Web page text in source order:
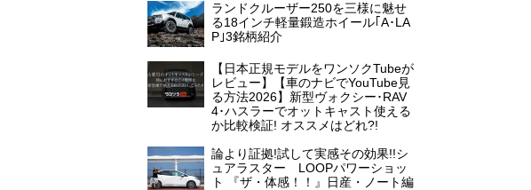
ランドクルーザー250を三様に魅せ
る18インチ軽量鍛造ホイール｢A･LA
P｣3銘柄紹介
【日本正規モデルをワンソクTubeが
レビュー】【車のナビでYouTube見
る方法2026】新型ヴォクシー･RAV
4･ハスラーでオットキャスト使える
か比較検証! オススメはどれ?!
論より証拠!試して実感その効果!!シ
ュアラスター LOOPパワーショッ
ト 『ザ・体感！！』日産・ノート編